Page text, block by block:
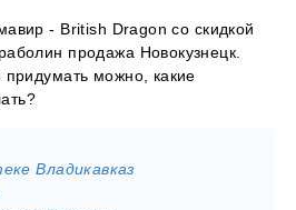
- British Dragon со скидкой
продажа Новокузнецк.
придумать можно, какие
Владикавказ